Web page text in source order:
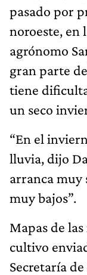
pasado por
noroeste, en
agrónomo
gran parte
tiene
un seco
“En el
lluvia, dijo
arranca muy
muy bajos”.
Mapas de
cultivo
Secretaría